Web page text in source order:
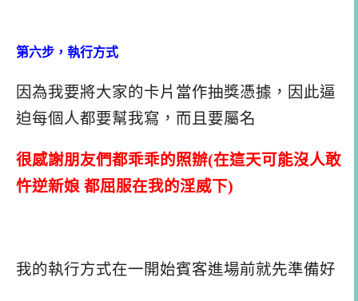
第六步，執行方式
因為我要將大家的卡片當作抽獎憑據，因此逼
迫每個人都要幫我寫，而且要屬名
很感謝朋友們都乖乖的照辦(在這天可能沒人敢
忤逆新娘 都屈服在我的淫威下)
我的執行方式在一開始賓客進場前就先準備好